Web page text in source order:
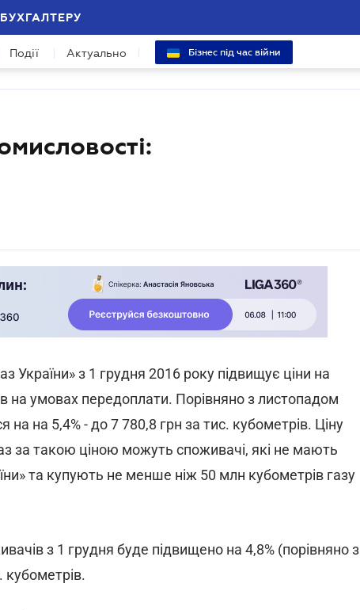
БУХГАЛТЕРУ
Події Актуально Бізнес під час війни
України» з 1 грудня 2016 року підвищує ціни на
на умовах передоплати. Порівняно з листопадом
на на 5,4% - до 7 780,8 грн за тис. кубометрів. Ціну
за такою ціною можуть споживачі, які не мають
та купують не менше ніж 50 млн кубометрів газу
з 1 грудня буде підвищено на 4,8% (порівняно з
кубометрів.